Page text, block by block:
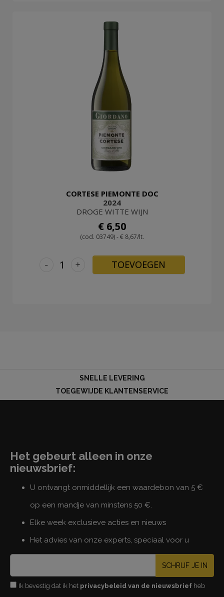
CORTESE PIEMONTE DOC
2024
DROGE WITTE WIJN
€ 6,50
(cod. 03749) - € 8,67/lt.
+
- TOEVOEGEN
SNELLE LEVERING
TOEGEWIJDE KLANTENSERVICE
Het gebeurt alleen in onze
nieuwsbrief:
U ontvangt onmiddellijk een waardebon van 5 €
op een mandje van minstens 50 €.
Elke week exclusieve acties en nieuws
Het advies van onze experts, speciaal voor u
SCHRIJF JE IN
Ik bevestig dat ik het privacybeleid van de nieuwsbrief heb